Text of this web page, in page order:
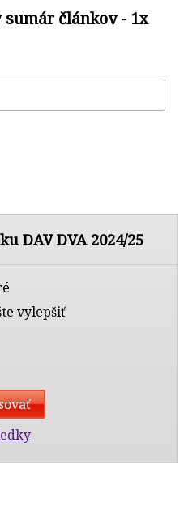
článkov - 1x
DAV DVA 2024/25
vylepšiť